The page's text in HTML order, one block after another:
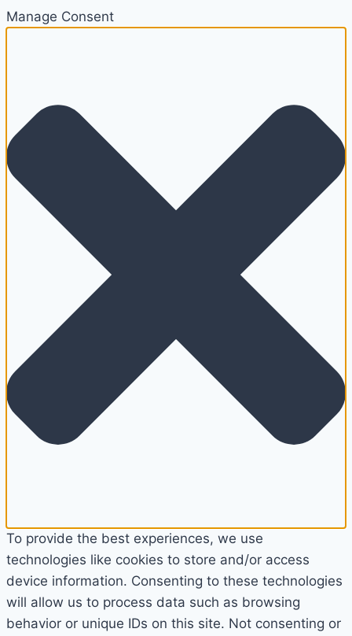
Manage Consent
To provide the best experiences, we use
technologies like cookies to store and/or access
device information. Consenting to these technologies
will allow us to process data such as browsing
behavior or unique IDs on this site. Not consenting or